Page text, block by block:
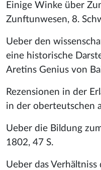
Einige Winke über
Zunftunwesen, 8.
Ueber den
eine historische
Aretins Genius von
Rezensionen in der
in der oberteutschen
Ueber die Bildung
1802, 47 S.
Ueber das